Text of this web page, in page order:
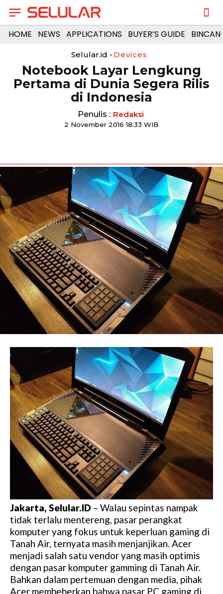
HOME NEWS APPLICATIONS BUYER’S GUIDE
Selular.id - Devices
Notebook Layar Lengkung
Pertama di Dunia Segera Rilis
di Indonesia
Penulis : Redaksi
2 November 2016 18:33 WIB
Jakarta, Selular.ID – Walau sepintas nampak
tidak terlalu mentereng, pasar perangkat
komputer yang fokus untuk keperluan gaming di
Tanah Air, ternyata masih menjanjikan. Acer
menjadi salah satu vendor yang masih optimis
dengan pasar komputer gamming di Tanah Air.
Bahkan dalam pertemuan dengan media, pihak
Acer membeberkan bahwa pasar PC gaming di